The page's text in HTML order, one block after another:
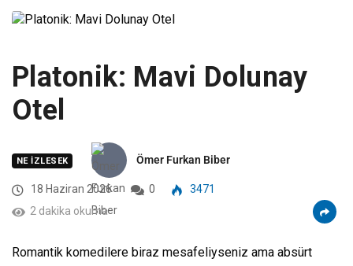
Platonik: Mavi Dolunay
Otel
NE İZLESEK Ömer Furkan Biber
18 Haziran 2026 0
3471
2 dakika okuma
Romantik komedilere biraz mesafeliyseniz ama absürt